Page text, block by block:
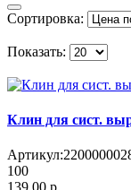
Сортировка:
Показать:
Клин для сист.
Артикул:
100